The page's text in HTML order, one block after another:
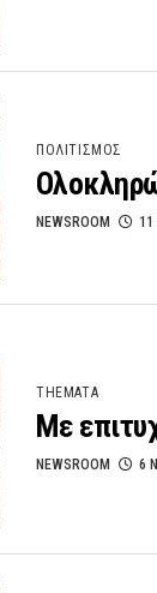
ΠΟΛΙΤΙΣΜΟΣ
NEWSROOM
THEMATA
Με
NEWSROOM 6